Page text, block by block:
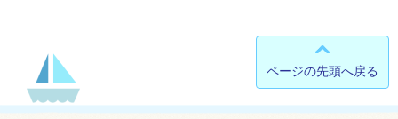
ページの先頭へ戻る